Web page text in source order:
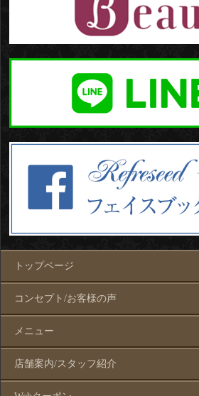
トップページ
コンセプト/お客様の声
メニュー
店舗案内/スタッフ紹介